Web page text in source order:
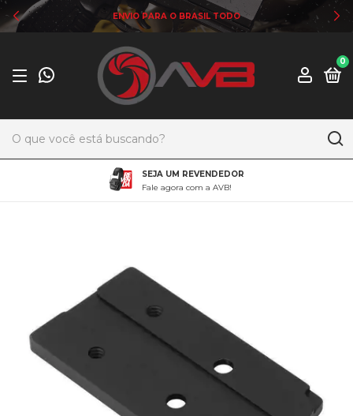
ENVIO PARA O BRASIL TODO
0
SEJA UM REVENDEDOR
Fale agora com a AVB!